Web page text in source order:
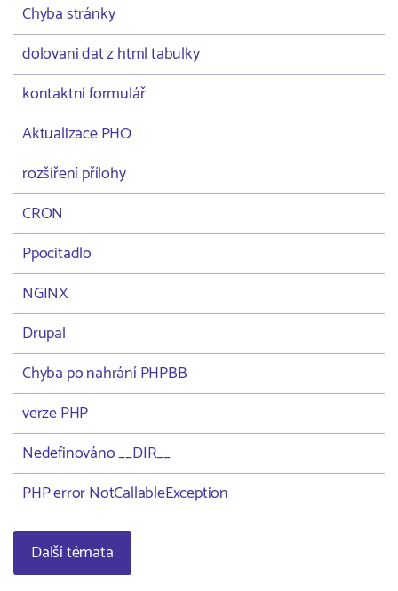
Chyba stránky
dolovani dat z html tabulky
kontaktní formulář
Aktualizace PHO
rozšíření přílohy
CRON
Ppocitadlo
NGINX
Drupal
Chyba po nahrání PHPBB
verze PHP
Nedefinováno __DIR__
PHP error NotCallableException
Další témata